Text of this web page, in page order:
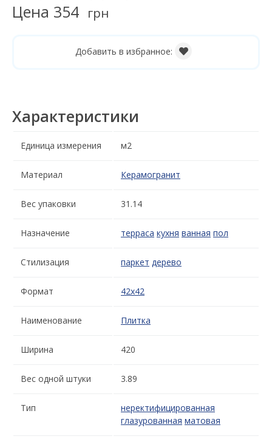
Цена 354 грн
Добавить в избранное:
Характеристики
Единица измерения м2
Материал Керамогранит
Вес упаковки 31.14
Назначение терраса кухня ванная пол
Стилизация паркет дерево
Формат 42x42
Наименование Плитка
Ширина 420
Вес одной штуки 3.89
Тип
неректифицированная
глазурованная матовая